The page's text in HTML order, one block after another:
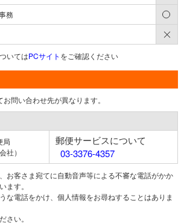
務
いてはPCサイト をご確認ください
問い合わせ先が異なります。
局
社）
郵便サービスについて
03-3376-4357
お客さま宛てに自動音声等による不審な電話がかか
ます。
な電話をかけ、個人情報をお尋ねすることはありま
さい。